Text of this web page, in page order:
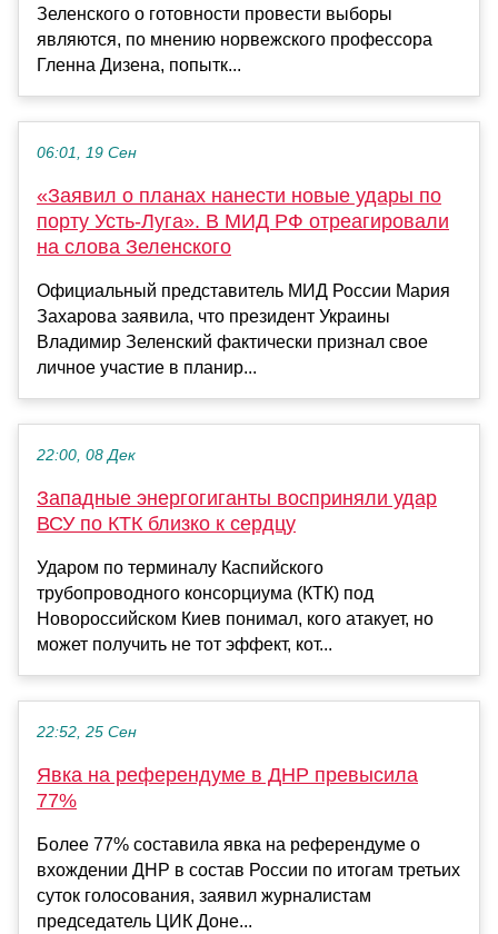
Зеленского о готовности провести выборы
являются, по мнению норвежского профессора
Гленна Дизена, попытк...
06:01, 19 Сен
«Заявил о планах нанести новые удары по
порту Усть-Луга». В МИД РФ отреагировали
на слова Зеленского
Официальный представитель МИД России Мария
Захарова заявила, что президент Украины
Владимир Зеленский фактически признал свое
личное участие в планир...
22:00, 08 Дек
Западные энергогиганты восприняли удар
ВСУ по КТК близко к сердцу
Ударом по терминалу Каспийского
трубопроводного консорциума (КТК) под
Новороссийском Киев понимал, кого атакует, но
может получить не тот эффект, кот...
22:52, 25 Сен
Явка на референдуме в ДНР превысила
77%
Более 77% составила явка на референдуме о
вхождении ДНР в состав России по итогам третьих
суток голосования, заявил журналистам
председатель ЦИК Доне...